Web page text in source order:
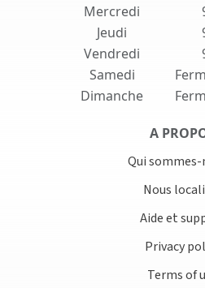
Mercredi
Jeudi
Vendredi
Samedi
Dimanche
A
Qui sommes-
Nous
Aide et
Privacy
Terms of